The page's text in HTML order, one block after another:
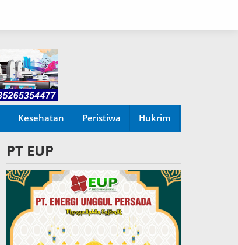
Kesehatan Peristiwa Hukrim
PT EUP